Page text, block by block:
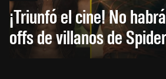
¡Triunfó el cine! No
offs de villanos de